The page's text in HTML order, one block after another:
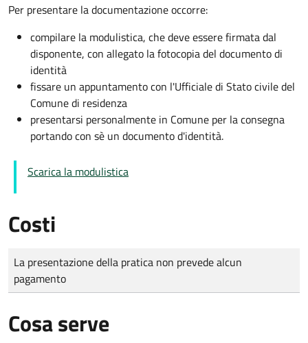
Per presentare la documentazione occorre:
compilare la modulistica, che deve essere firmata dal
disponente, con allegato la fotocopia del documento di
identità
fissare un appuntamento con l'Ufficiale di Stato civile del
Comune di residenza
presentarsi personalmente in Comune per la consegna
portando con sè un documento d'identità.
Scarica la modulistica
Costi
Tipo di pagamento
Importo
La presentazione della pratica non prevede alcun
pagamento
Cosa serve